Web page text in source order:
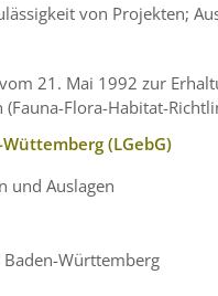
von Projekten;
21. Mai 1992 zur
(Fauna-Flora-Habitat-
(LGebG)
und Auslagen
Württemberg